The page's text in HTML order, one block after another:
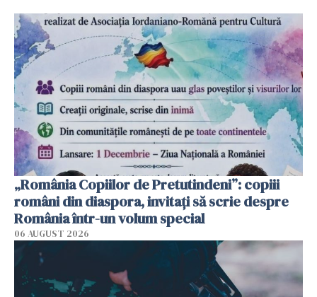
„România Copiilor de Pretutindeni”: copiii
români din diaspora, invitați să scrie despre
România într-un volum special
06 AUGUST 2026